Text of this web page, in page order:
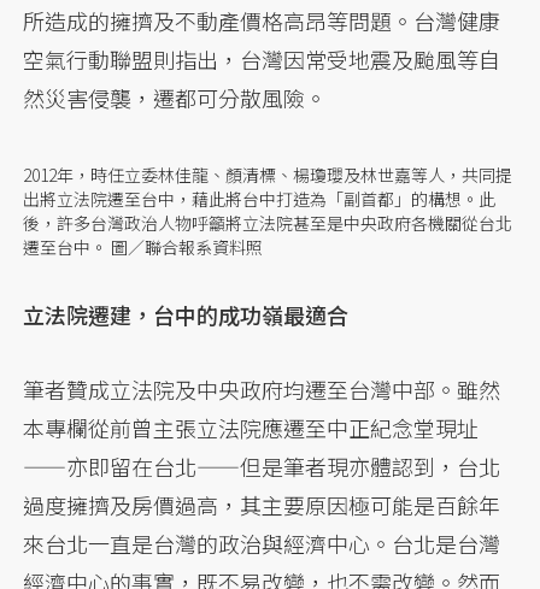
所造成的擁擠及不動產價格高昂等問題。台灣健康
空氣行動聯盟則指出，台灣因常受地震及颱風等自
然災害侵襲，遷都可分散風險。
2012年，時任立委林佳龍、顏清標、楊瓊瓔及林世嘉等人，共同提
出將立法院遷至台中，藉此將台中打造為「副首都」的構想。此
後，許多台灣政治人物呼籲將立法院甚至是中央政府各機關從台北
遷至台中。 圖／聯合報系資料照
立法院遷建，台中的成功嶺最適合
筆者贊成立法院及中央政府均遷至台灣中部。雖然
本專欄從前曾主張立法院應遷至中正紀念堂現址
——亦即留在台北——但是筆者現亦體認到，台北
過度擁擠及房價過高，其主要原因極可能是百餘年
來台北一直是台灣的政治與經濟中心。台北是台灣
經濟中心的事實，既不易改變，也不需改變。然而